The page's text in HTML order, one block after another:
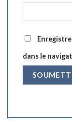
dans le